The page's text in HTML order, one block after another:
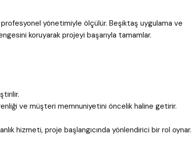
profesyonel yönetimiyle ölçülür. Beşiktaş uygulama ve
koruyarak projeyi başarıyla tamamlar.
ve müşteri memnuniyetini öncelik haline getirir.
hizmeti, proje başlangıcında yönlendirici bir rol oynar.